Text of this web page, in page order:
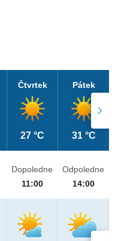
Čtvrtek
27 °C
Pátek
31 °C
Dopoledne
11:00
Odpoledne
14:00